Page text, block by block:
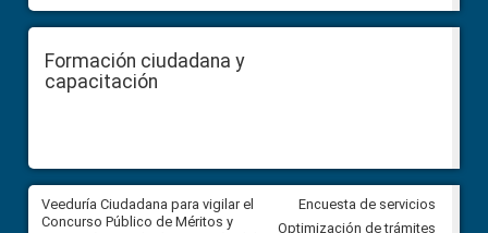
Formación ciudadana y
capacitación
Veeduría Ciudadana para vigilar el
Concurso Público de Méritos y
Veeduría Ciudadana para
construcción del asfaltado de
Encuesta de servicios
Optimización de trámites